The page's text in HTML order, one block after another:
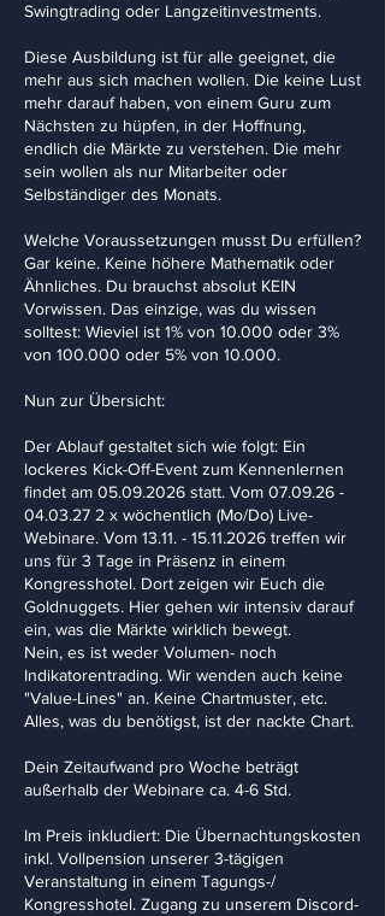
Swingtrading oder Langzeitinvestments.
Diese Ausbildung ist für alle geeignet, die
mehr aus sich machen wollen. Die keine Lust
mehr darauf haben, von einem Guru zum
Nächsten zu hüpfen, in der Hoffnung,
endlich die Märkte zu verstehen. Die mehr
sein wollen als nur Mitarbeiter oder
Selbständiger des Monats.
Welche Voraussetzungen musst Du erfüllen?
Gar keine. Keine höhere Mathematik oder
Ähnliches. Du brauchst absolut KEIN
Vorwissen. Das einzige, was du wissen
solltest: Wieviel ist 1% von 10.000 oder 3%
von 100.000 oder 5% von 10.000.
Nun zur Übersicht:
Der Ablauf gestaltet sich wie folgt: Ein
lockeres Kick-Off-Event zum Kennenlernen
findet am 05.09.2026 statt. Vom 07.09.26 -
04.03.27 2 x wöchentlich (Mo/Do) Live-
Webinare. Vom 13.11. - 15.11.2026 treffen wir
uns für 3 Tage in Präsenz in einem
Kongresshotel. Dort zeigen wir Euch die
Goldnuggets. Hier gehen wir intensiv darauf
ein, was die Märkte wirklich bewegt.
Nein, es ist weder Volumen- noch
Indikatorentrading. Wir wenden auch keine
"Value-Lines" an. Keine Chartmuster, etc.
Alles, was du benötigst, ist der nackte Chart.
Dein Zeitaufwand pro Woche beträgt
außerhalb der Webinare ca. 4-6 Std.
Im Preis inkludiert: Die Übernachtungskosten
inkl. Vollpension unserer 3-tägigen
Veranstaltung in einem Tagungs-/
Kongresshotel. Zugang zu unserem Discord-